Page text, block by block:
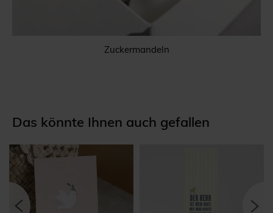
Zuckermandeln
Das könnte Ihnen auch gefallen